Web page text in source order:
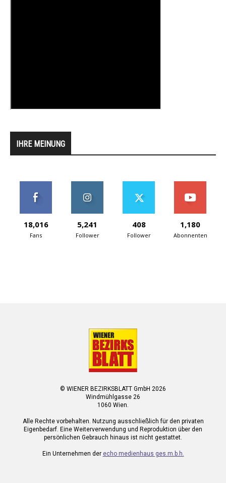
IHRE MEINUNG
18,016
Fans
5,241
Follower
408
Follower
1,180
Abonnenten
© WIENER BEZIRKSBLATT GmbH 2026
Windmühlgasse 26
1060 Wien.
Alle Rechte vorbehalten. Nutzung ausschließlich für den privaten
Eigenbedarf. Eine Weiterverwendung und Reproduktion über den
persönlichen Gebrauch hinaus ist nicht gestattet.
Ein Unternehmen der echo medienhaus ges.m.b.h.